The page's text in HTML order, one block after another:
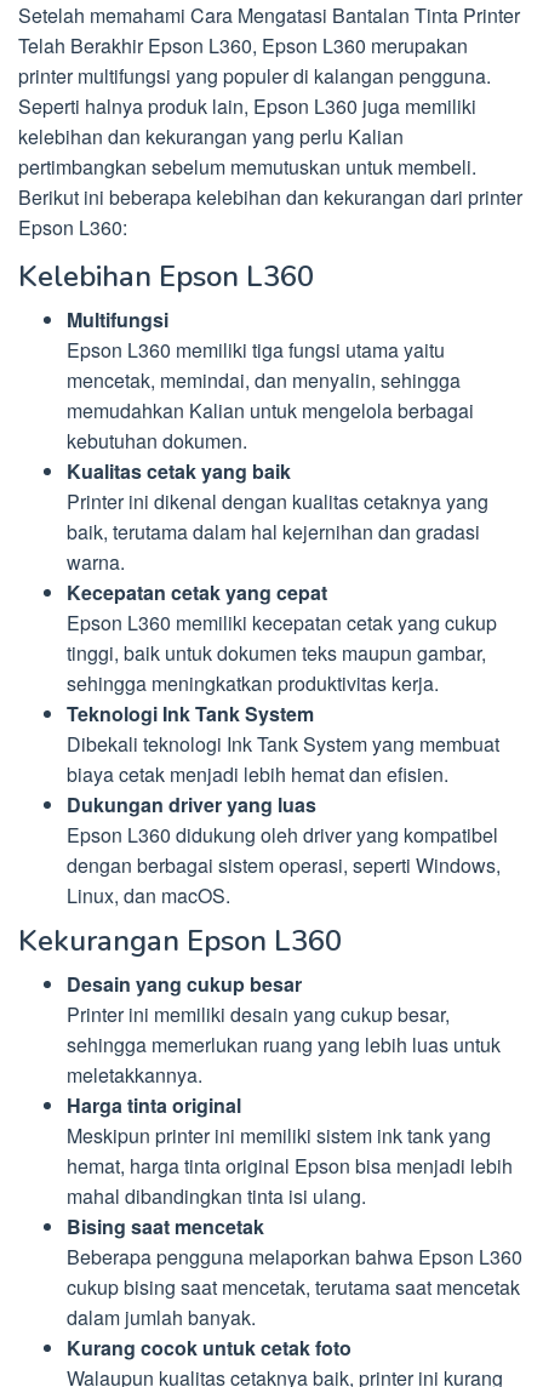
Setelah memahami Cara Mengatasi Bantalan Tinta Printer
Telah Berakhir Epson L360, Epson L360 merupakan
printer multifungsi yang populer di kalangan pengguna.
Seperti halnya produk lain, Epson L360 juga memiliki
kelebihan dan kekurangan yang perlu Kalian
pertimbangkan sebelum memutuskan untuk membeli.
Berikut ini beberapa kelebihan dan kekurangan dari printer
Epson L360:
Kelebihan Epson L360
Multifungsi
Epson L360 memiliki tiga fungsi utama yaitu
mencetak, memindai, dan menyalin, sehingga
memudahkan Kalian untuk mengelola berbagai
kebutuhan dokumen.
Kualitas cetak yang baik
Printer ini dikenal dengan kualitas cetaknya yang
baik, terutama dalam hal kejernihan dan gradasi
warna.
Kecepatan cetak yang cepat
Epson L360 memiliki kecepatan cetak yang cukup
tinggi, baik untuk dokumen teks maupun gambar,
sehingga meningkatkan produktivitas kerja.
Teknologi Ink Tank System
Dibekali teknologi Ink Tank System yang membuat
biaya cetak menjadi lebih hemat dan efisien.
Dukungan driver yang luas
Epson L360 didukung oleh driver yang kompatibel
dengan berbagai sistem operasi, seperti Windows,
Linux, dan macOS.
Kekurangan Epson L360
Desain yang cukup besar
Printer ini memiliki desain yang cukup besar,
sehingga memerlukan ruang yang lebih luas untuk
meletakkannya.
Harga tinta original
Meskipun printer ini memiliki sistem ink tank yang
hemat, harga tinta original Epson bisa menjadi lebih
mahal dibandingkan tinta isi ulang.
Bising saat mencetak
Beberapa pengguna melaporkan bahwa Epson L360
cukup bising saat mencetak, terutama saat mencetak
dalam jumlah banyak.
Kurang cocok untuk cetak foto
Walaupun kualitas cetaknya baik, printer ini kurang